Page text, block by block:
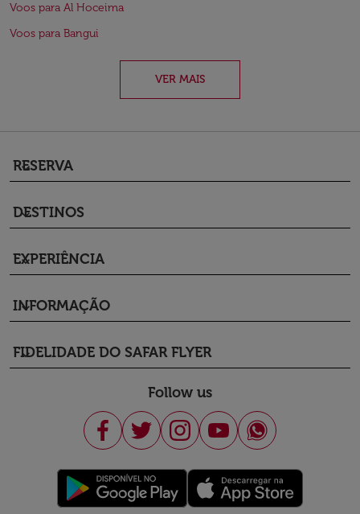
Voos para Al Hoceima
Voos para Bangui
VER MAIS
RESERVA
keyboard_arrow_down
DESTINOS
keyboard_arrow_down
EXPERIÊNCIA
keyboard_arrow_down
INFORMAÇÃO
keyboard_arrow_down
FIDELIDADE DO SAFAR FLYER
keyboard_arrow_down
Follow us